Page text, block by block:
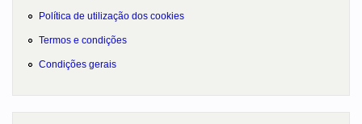
Política de utilização dos cookies
Termos e condições
Condições gerais